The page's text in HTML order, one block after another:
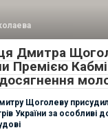
Дмитра
Премією
Щоголеву
України за особливі